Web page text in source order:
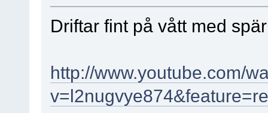
Driftar fint på vått med
http://www.youtube.com/